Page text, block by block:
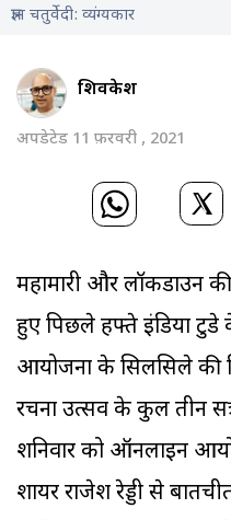
ज्ञान चतुर्वेदी: व्यंग्यकार
शिवकेश
अपडेटेड 11 फ़रवरी , 2021
महामारी और लॉकडाउन
हुए पिछले हफ्ते इंडिया टुडे
आयोजनों के सिलसिले की
रचना उत्सव के कुल तीन
शनिवार को ऑनलाइन
शायर राजेश रेड्डी से